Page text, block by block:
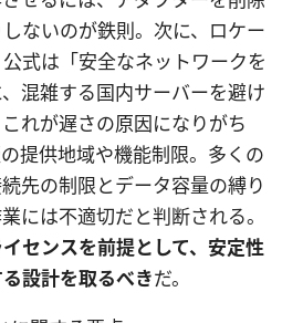
ないのが鉄則。次に、ロケー
式は「安全なネットワークを
混雑する国内サーバーを避け
れが遅さの原因になりがち
提供地域や機能制限。多くの
先の制限とデータ容量の縛り
には不適切だと判断される。
センスを前提として、安定性
設計を取るべきだ。